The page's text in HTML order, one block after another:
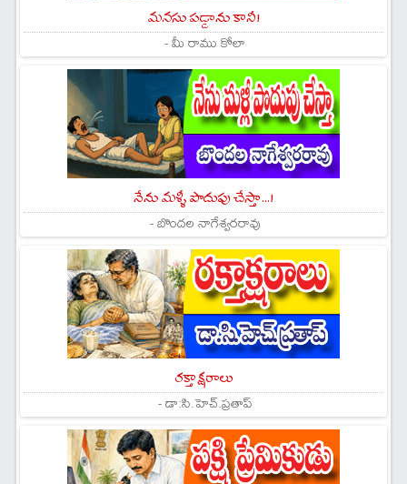
మనసు పడ్డాను కానీ!
- మీ రాము కోలా
నేను మళ్ళీ పొదుపు చేస్తా...!
- బొందల నాగేశ్వరరావు
రక్తాక్షరాలు
- డా:సి.హెచ్.ప్రతాప్